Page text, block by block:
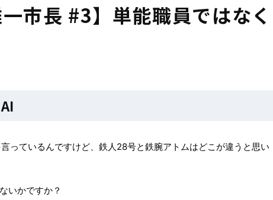
一市長 #3】単能職員ではなく
っているんですけど、鉄人28号と鉄腕アトムはどこが違うと思い
いかですか？